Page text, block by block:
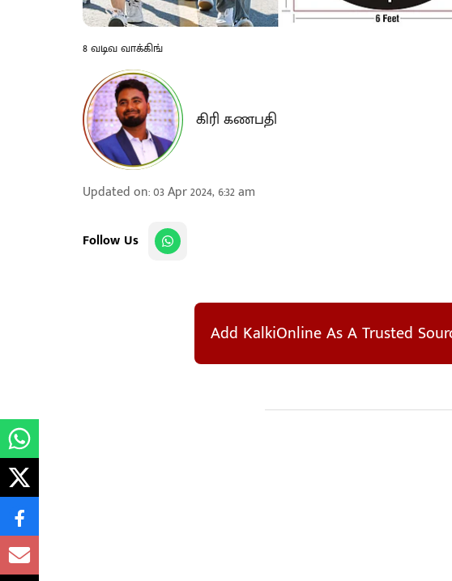
8 வடிவ வாக்கிங்
கிரி கணபதி
Updated on:03 Apr 2024, 6:32 am
Follow Us
Add KalkiOnline As A Trusted